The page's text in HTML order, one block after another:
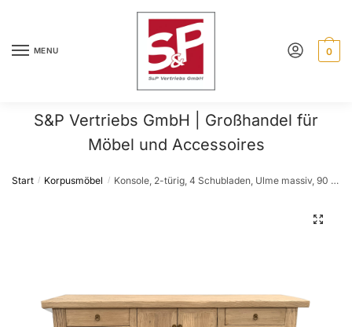
navigation
contentMENU 0
S&P Vertriebs GmbH | Großhandel für
Möbel und Accessoires
Start / Korpusmöbel / Konsole, 2-türig, 4 Schubladen, Ulme massiv, 90 cm hoch
🔍